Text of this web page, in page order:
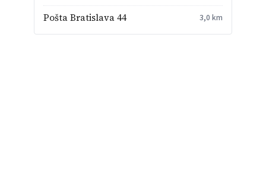
Pošta Bratislava 44 3,0 km